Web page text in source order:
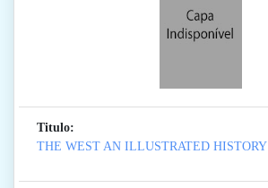
Titulo:
THE WEST AN ILLUSTRATED HISTORY